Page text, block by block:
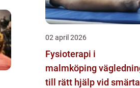
02 april 2026
Fysioterapi i
malmköping vägledning
till rätt hjälp vid smärta